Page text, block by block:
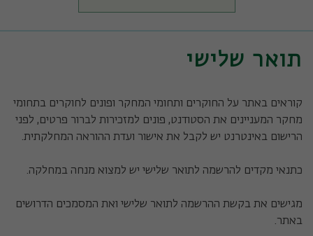
תואר שלישי
קוראים באתר על החוקרים ותחומי המחקר ופונים לחוקרים בתחומי
מחקר המעניינים את הסטודנט, פונים למזכירות לברור פרטים, לפני
הרישום באינטרנט יש לקבל את אישור ועדת ההוראה המחלקתית.
כתנאי מקדים להרשמה לתואר שלישי יש למצוא מנחה במחלקה.
מגישים את בקשת ההרשמה לתואר שלישי ואת המסמכים הדרושים
באתר.